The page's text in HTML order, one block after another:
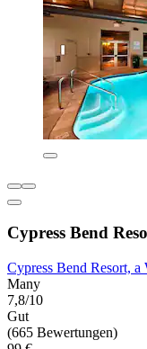
Cypress Bend
Cypress Bend Resort, a
Many
7,8/10
Gut
(665 Bewertungen)